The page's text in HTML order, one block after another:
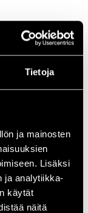
Tietoja
ja mainosten
Lisäksi
ja analytiikka-
käytät
näitä
mm
ajoneuvoihin ja
akun.